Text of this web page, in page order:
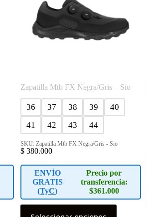
página
Zapatilla Mtb FX Negra/Gris – Sio
36 37 38 39
40
41
42 43 44
SKU: Zapatilla Mtb FX Negra/Gris - Sio
$ 380.000
ENVÍO
GRATIS
(TyC)
Precio por
transferencia:
$361.000
Este